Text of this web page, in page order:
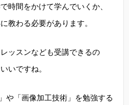
時間をかけて学んでいくか、
教わる必要があります。
ッスンなども受講できるの
いですね。
や「画像加工技術」を勉強する